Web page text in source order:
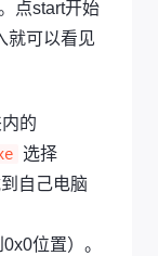
点start开始
就可以看见
的
选择
自己电脑
位置）。